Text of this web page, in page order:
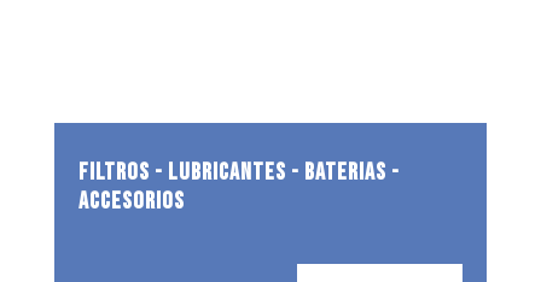
FILTROS - LUBRICANTES - BATERIAS -
ACCESORIOS